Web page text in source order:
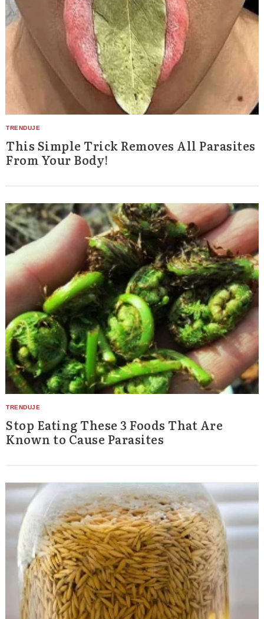
This Simple Trick Removes All Parasites
From Your Body!
Stop Eating These 3 Foods That Are
Known to Cause Parasites